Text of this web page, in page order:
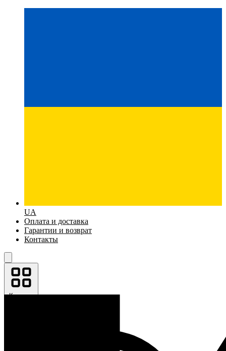
UA
Оплата и доставка
Гарантии и возврат
Контакты
Каталог